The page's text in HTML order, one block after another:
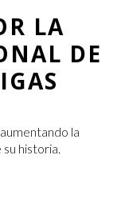
LA
DE
la
historia.